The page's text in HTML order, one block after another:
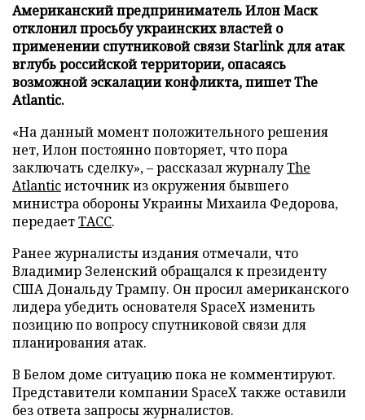
Американский предприниматель Илон Маск
отклонил просьбу украинских властей о
применении спутниковой связи Starlink для атак
вглубь российской территории, опасаясь
возможной эскалации конфликта, пишет The
Atlantic.
«На данный момент положительного решения
нет, Илон постоянно повторяет, что пора
заключать сделку», – рассказал журналуThe
Atlanticисточник из окружения бывшего
министра обороны Украины Михаила Федорова,
передаетТАСС.
Ранее журналисты издания отмечали, что
Владимир Зеленский обращался к президенту
США Дональду Трампу. Он просил американского
лидера убедить основателя SpaceX изменить
позицию по вопросу спутниковой связи для
планирования атак.
В Белом доме ситуацию пока не комментируют.
Представители компании SpaceX также оставили
без ответа запросы журналистов.